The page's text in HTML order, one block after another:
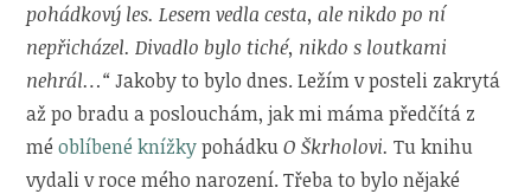
pohádkový les. Lesem vedla cesta, ale nikdo po ní
nepřicházel. Divadlo bylo tiché, nikdo s loutkami
nehrál…“ Jakoby to bylo dnes. Ležím v posteli zakrytá
až po bradu a poslouchám, jak mi máma předčítá z
méoblíbené knížkypohádkuO Škrholovi. Tu knihu
vydali v roce mého narození. Třeba to bylo nějaké